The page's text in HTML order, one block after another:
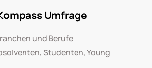
Umfrage
und Berufe
Studenten, Young